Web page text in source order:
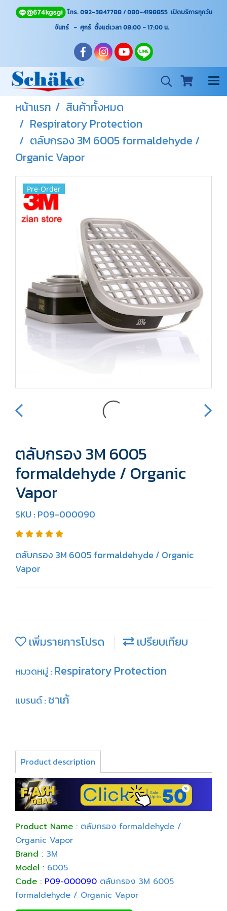
โทร. 092-3847788 / 080-4198855 เปิดบริการทุกวัน
จันทร์ - ศุกร์ ตั้งแต่เวลา 08:00 - 17:00น.
หน้าแรก
สินค้าทั้งหมด
Respiratory Protection
ตลับกรอง 3M 6005 formaldehyde /
Organic Vapor
Pre-Order
ตลับกรอง 3M 6005
formaldehyde / Organic
Vapor
SKU : P09-000090
ตลับกรอง 3M 6005 formaldehyde / Organic
Vapor
เพิ่มรายการโปรด เปรียบเทียบ
หมวดหมู่ : Respiratory Protection
แบรนด์ :ชาเก้
Product description
Product Name : ตลับกรอง formaldehyde /
Organic Vapor
Brand : 3M
Model : 6005
Code : P09-000090 ตลับกรอง 3M 6005
formaldehyde / Organic Vapor